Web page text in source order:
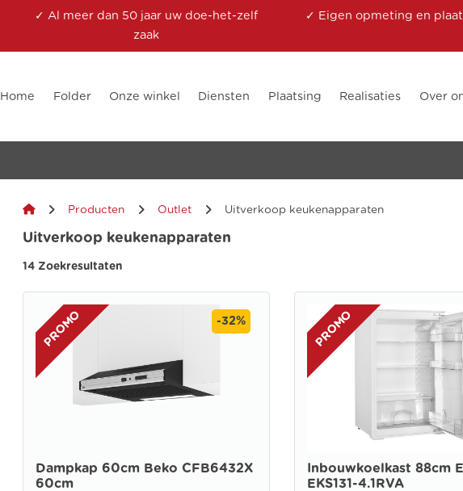
✓ Al meer dan 50 jaar uw doe-het-zelf
zaak
✓ Eigen opmeting en
Home Folder Onze winkel Diensten Plaatsing Realisaties Over
Producten Outlet Uitverkoop keukenapparaten
Uitverkoop keukenapparaten
14 Zoekresultaten
PROMO -32%
Dampkap 60cm Beko CFB6432X
60cm
PROMO
Inbouwkoelkast 88cm
EKS131-4.1RVA